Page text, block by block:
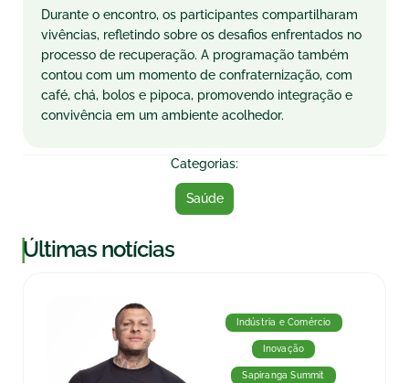
Durante o encontro, os participantes compartilharam
vivências, refletindo sobre os desafios enfrentados no
processo de recuperação. A programação também
contou com um momento de confraternização, com
café, chá, bolos e pipoca, promovendo integração e
convivência em um ambiente acolhedor.
Categorias:
Saúde
|Últimas notícias
Indústria e Comércio
Inovação
Sapiranga Summit